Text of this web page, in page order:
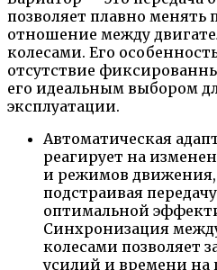
позволяет плавно менять
отношение между
колесами. Его
отсутствие
его идеальным выбором
эксплуатации.
Автоматическая
реагирует на
и режимов движения,
подстраивая
оптимальной
Синхронизация
колесами позволяет
усилий и времени на